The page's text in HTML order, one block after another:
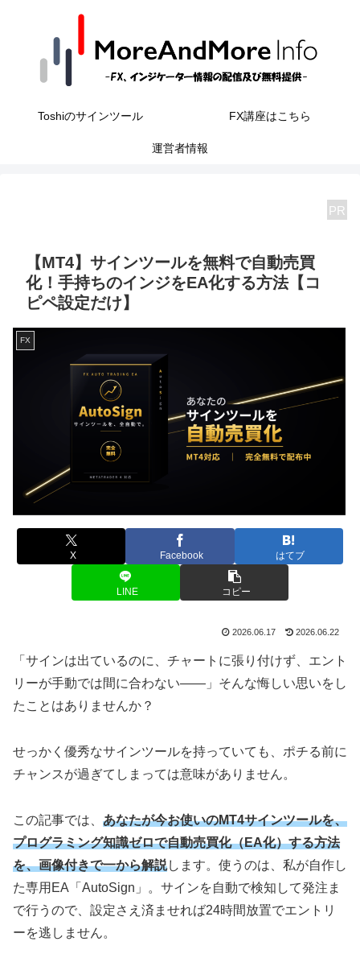
Toshiのサインツール FX講座はこちら
運営者情報
PR
【MT4】サインツールを無料で自動売買
化！手持ちのインジをEA化する方法【コ
ピペ設定だけ】
FX
X Facebook はてブ
LINE コピー
2026.06.17 2026.06.22
「サインは出ているのに、チャートに張り付けず、エント
リーが手動では間に合わない――」そんな悔しい思いをし
たことはありませんか？
せっかく優秀なサインツールを持っていても、ポチる前に
チャンスが過ぎてしまっては意味がありません。
この記事では、 あなたが今お使いのMT4サインツールを、
プログラミング知識ゼロで自動売買化（EA化）する方法
を、画像付きで一から解説します。使うのは、私が自作し
た専用EA「AutoSign」。サインを自動で検知して発注ま
で行うので、設定さえ済ませれば24時間放置でエントリ
ーを逃しません。